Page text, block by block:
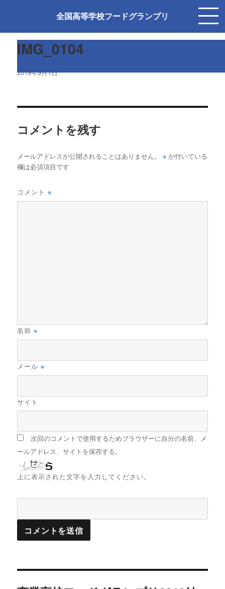
全国高等学校フードグランプリ
次の画像
IMG_0104
投
2019年9月1日
コメントを残す
メールアドレスが公開されることはありません。 ※ が付いている
欄は必須項目です
コメント※
名前※
メール※
サイト
次回のコメントで使用するためブラウザーに自分の名前、メ
ールアドレス、サイトを保存する。
上に表示された文字を入力してください。